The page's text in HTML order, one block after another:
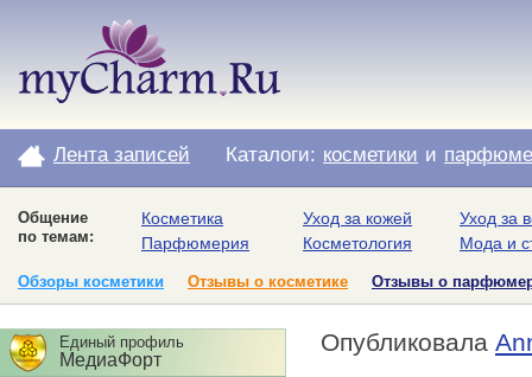
Лента записей Каталоги: косметики и
Общение
по темам:
Косметика
Парфюмерия
Уход за кожей
Косметология
Уход за
Мода и
Обзоры косметики Отзывы о косметике Отзывы о
Опубликовала
Единый профиль
МедиаФорт